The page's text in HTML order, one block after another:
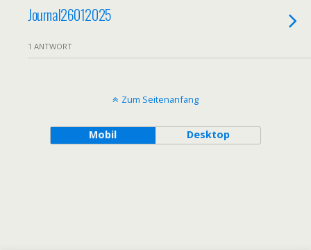
Journal26012025
1 ANTWORT
Zum Seitenanfang
Mobil Desktop